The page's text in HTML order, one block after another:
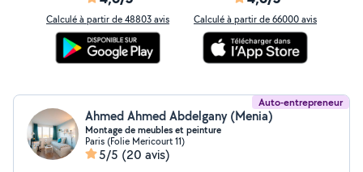
Calculé à partir de 48803 avis Calculé à partir de 66000 avis
Auto-entrepreneur
Ahmed Ahmed Abdelgany (Menia)
Montage de meubles et peinture
Paris (Folie Mericourt 11)
5/5 (20 avis)